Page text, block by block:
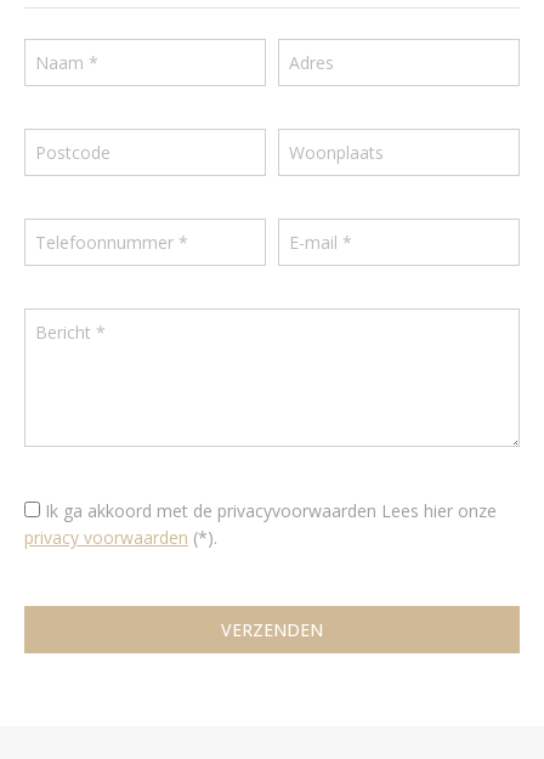
Ik ga akkoord met de privacyvoorwaarden Lees hier onze
privacy voorwaarden (*).